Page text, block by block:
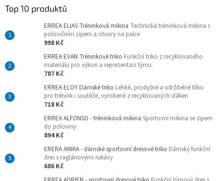
Top 10 produktů
ERREA ELIAS Tréninková mikina Technická tréninková mikina s
polovičním zipem a otvory na palce
998 Kč
ERREA EVAN Tréninkové triko Funkční triko z recyklovaného
materiálu pro výkon a reprezentaci týmu.
787 Kč
ERREA ELOY Dámské triko Lehké, prodyšné a udržitelné tílko
pro trénink i soutěže, vyrobené z recyklovaných vláken
718 Kč
ERREA ALFONSO - tréninková mikina Sportovní mikina se zipem
do poloviny
894 Kč
ERERA ANIKA - dámské sportovní dresové triko Dámský funkční
dres s raglánovými rukávy
686 Kč